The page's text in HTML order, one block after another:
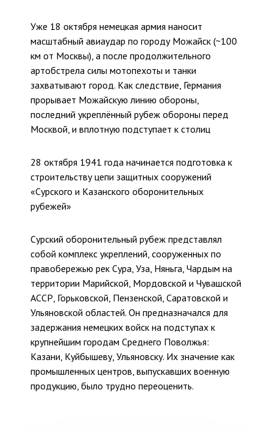
Уже 18 октября немецкая армия наносит
масштабный авиаудар по городу Можайск (~100
км от Москвы), а после продолжительного
артобстрела силы мотопехоты и танки
захватывают город. Как следствие, Германия
прорывает Можайскую линию обороны,
последний укреплённый рубеж обороны перед
Москвой, и вплотную подступает к столиц
28 октября 1941 года начинается подготовка к
строительству цепи защитных сооружений
«Сурского и Казанского оборонительных
рубежей»
Сурский оборонительный рубеж представлял
собой комплекс укреплений, сооруженных по
правобережью рек Сура, Уза, Няньга, Чардым на
территории Марийской, Мордовской и Чувашской
АССР, Горьковской, Пензенской, Саратовской и
Ульяновской областей. Он предназначался для
задержания немецких войск на подступах к
крупнейшим городам Среднего Поволжья:
Казани, Куйбышеву, Ульяновску. Их значение как
промышленных центров, выпускавших военную
продукцию, было трудно переоценить.